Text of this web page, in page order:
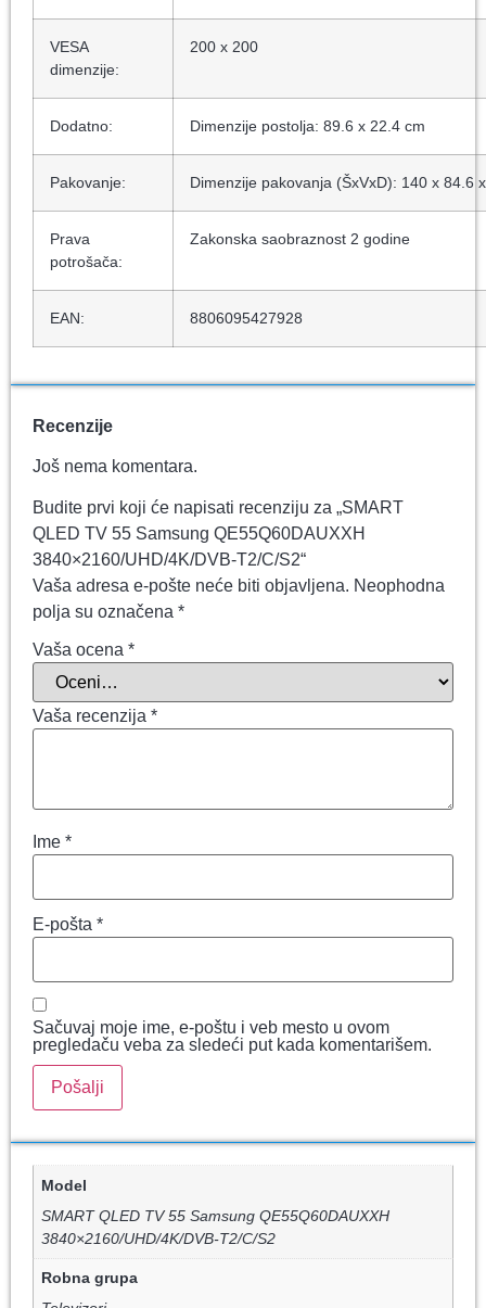
VESA
dimenzije:
200 x 200
Dodatno: Dimenzije postolja: 89.6 x 22.4 cm
Pakovanje: Dimenzije pakovanja (ŠxVxD): 140 x 84.6
Prava
potrošača:
Zakonska saobraznost 2 godine
EAN: 8806095427928
Recenzije
Još nema komentara.
Budite prvi koji će napisati recenziju za „SMART
QLED TV 55 Samsung QE55Q60DAUXXH
3840×2160/UHD/4K/DVB-T2/C/S2“
Vaša adresa e-pošte neće biti objavljena. Neophodna
polja su označena *
Vaša ocena *
Vaša recenzija *
Ime *
E-pošta *
Sačuvaj moje ime, e-poštu i veb mesto u ovom
pregledaču veba za sledeći put kada komentarišem.
Model
SMART QLED TV 55 Samsung QE55Q60DAUXXH
3840×2160/UHD/4K/DVB-T2/C/S2
Robna grupa